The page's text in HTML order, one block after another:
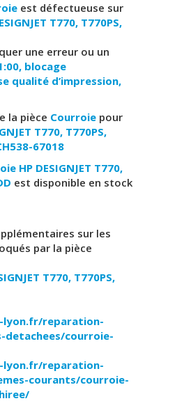
est défectueuse sur
T770, T770PS,
une erreur ou un
blocage
qualité d’impression,
la pièce Courroie pour
T770, T770PS,
67018
HP DESIGNJET T770,
est disponible en stock
sur les
par la pièce
T770, T770PS,
reparation-
detachees/courroie-
reparation-
courants/courroie-